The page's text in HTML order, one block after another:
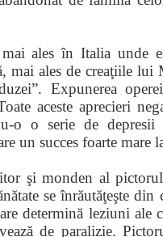
ales în Italia unde
mai ales de creaţiile lui
Expunerea
aceste aprecieri
o o serie de
un succes foarte mare
şi monden al
se înrăutăţeşte
determină leziuni
de paralizie.